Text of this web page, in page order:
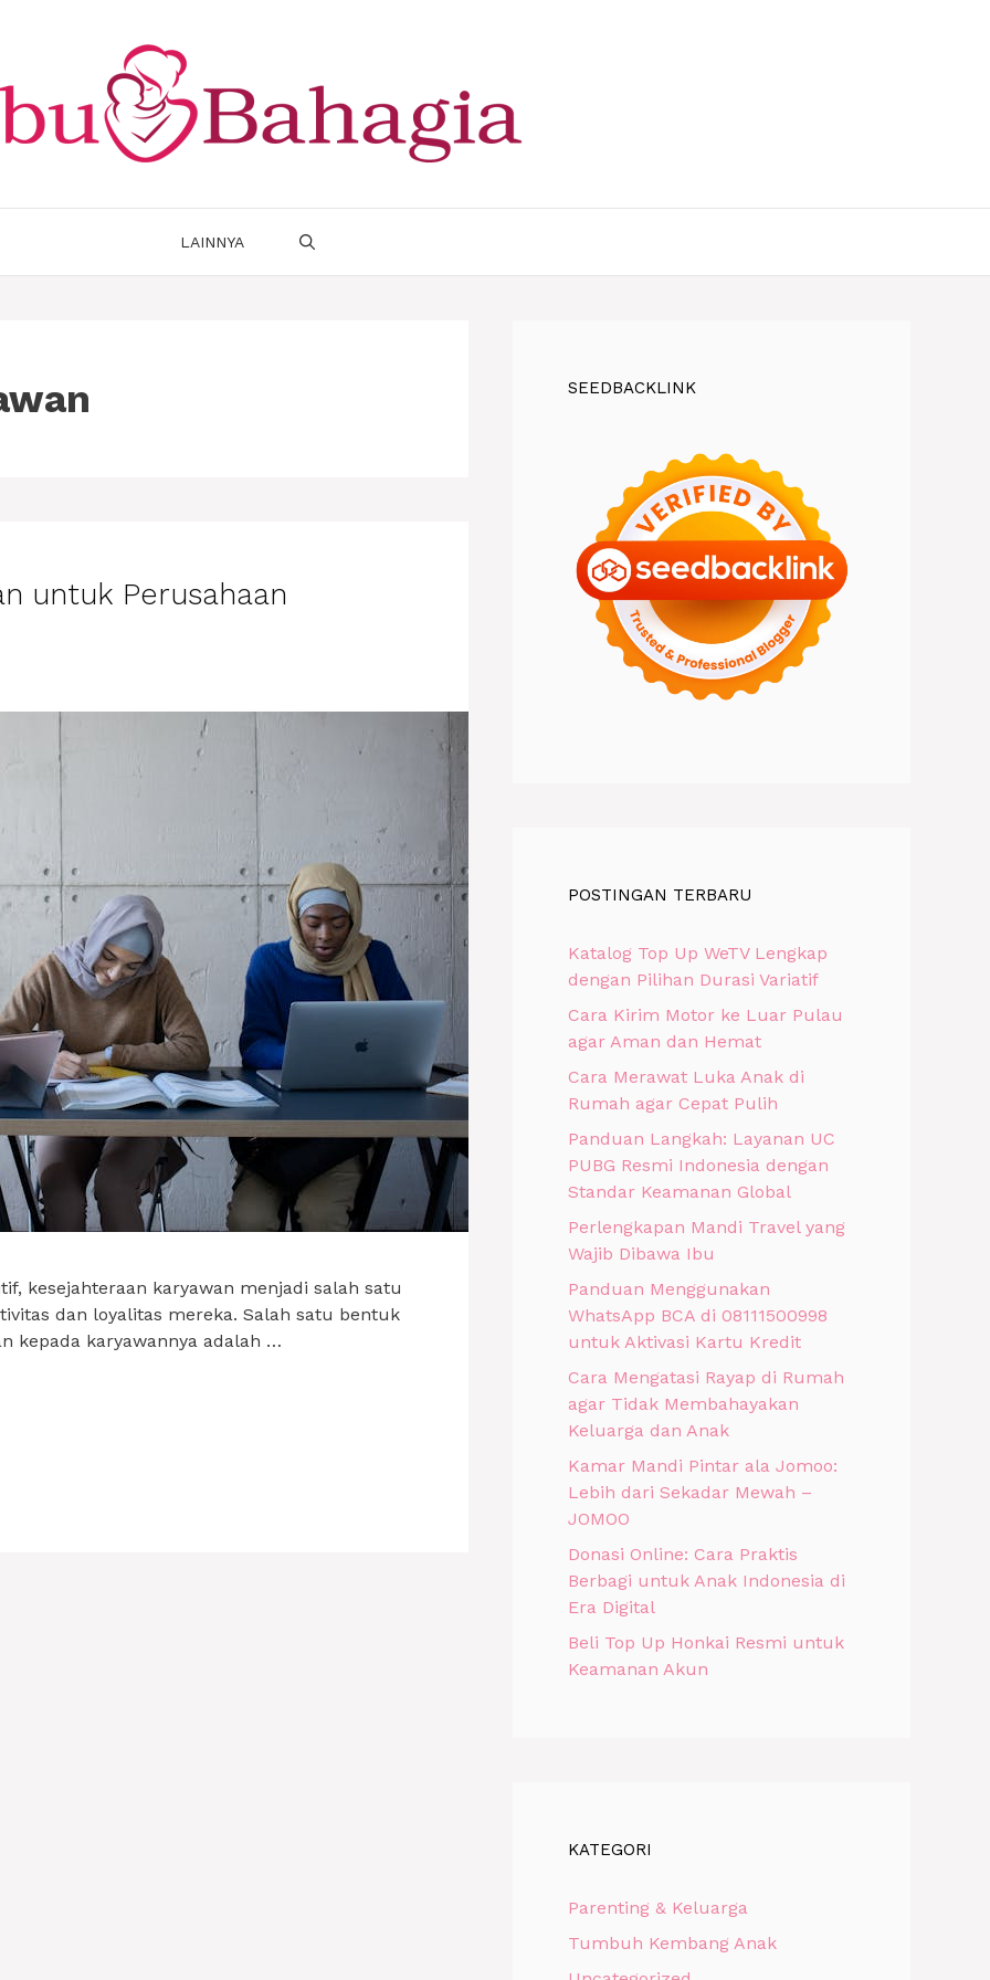
LAINNYA
untuk Perusahaan
kesejahteraan karyawan menjadi salah satu
dan loyalitas mereka. Salah satu bentuk
kepada karyawannya adalah …
SEEDBACKLINK
POSTINGAN TERBARU
Katalog Top Up WeTV Lengkap
dengan Pilihan Durasi Variatif
Cara Kirim Motor ke Luar Pulau
agar Aman dan Hemat
Cara Merawat Luka Anak di
Rumah agar Cepat Pulih
Panduan Langkah: Layanan UC
PUBG Resmi Indonesia dengan
Standar Keamanan Global
Perlengkapan Mandi Travel yang
Wajib Dibawa Ibu
Panduan Menggunakan
WhatsApp BCA di 08111500998
untuk Aktivasi Kartu Kredit
Cara Mengatasi Rayap di Rumah
agar Tidak Membahayakan
Keluarga dan Anak
Kamar Mandi Pintar ala Jomoo:
Lebih dari Sekadar Mewah –
JOMOO
Donasi Online: Cara Praktis
Berbagi untuk Anak Indonesia di
Era Digital
Beli Top Up Honkai Resmi untuk
Keamanan Akun
KATEGORI
Parenting & Keluarga
Tumbuh Kembang Anak